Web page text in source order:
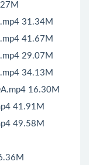
31.34M
41.67M
29.07M
34.13M
16.30M
41.91M
49.58M